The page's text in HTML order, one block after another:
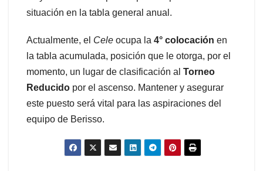
situación en la tabla general anual.
Actualmente, el Cele ocupa la 4° colocación en
la tabla acumulada, posición que le otorga, por el
momento, un lugar de clasificación al Torneo
Reducido por el ascenso. Mantener y asegurar
este puesto será vital para las aspiraciones del
equipo de Berisso.